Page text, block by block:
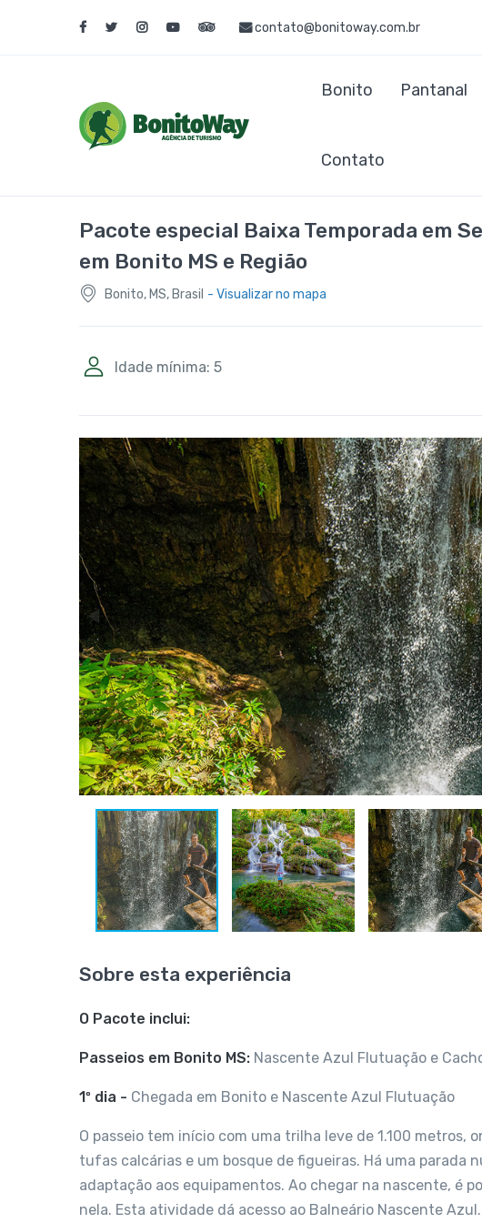
contato@bonitoway.com.br
Bonito Pantanal
Contato
Pacote especial Baixa Temporada em
em Bonito MS e Região
Bonito, MS, Brasil - Visualizar no mapa
Idade mínima: 5
Sobre esta experiência
O Pacote inclui:
Passeios em Bonito MS: Nascente Azul Flutuação e
1º dia - Chegada em Bonito e Nascente Azul Flutuação
O passeio tem início com uma trilha leve de 1.100 metros,
tufas calcárias e um bosque de figueiras. Há uma parada
adaptação aos equipamentos. Ao chegar na nascente, é
nela. Esta atividade dá acesso ao Balneário Nascente Azul.